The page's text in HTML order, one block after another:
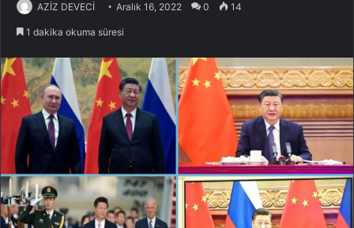
AZİZ DEVECİ Aralık 16, 2022 0 14
1 dakika okuma süresi